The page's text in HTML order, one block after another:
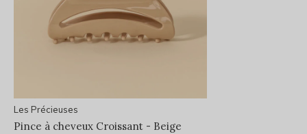
Les Précieuses
Pince à cheveux Croissant - Beige